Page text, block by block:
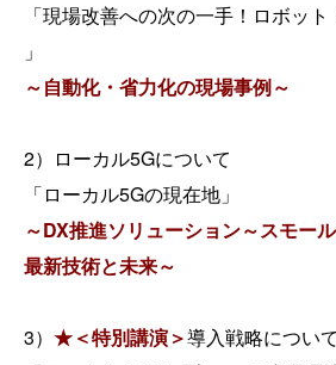
「現場改善への次の一手！ ロボッ
」
～自動化・省力化の現場事例～
2）ローカル5Gについて
「ローカル5Gの現在地」
～DX推進ソリューション～スモー
最新技術と未来～
3） ★＜特別講演＞導入戦略について